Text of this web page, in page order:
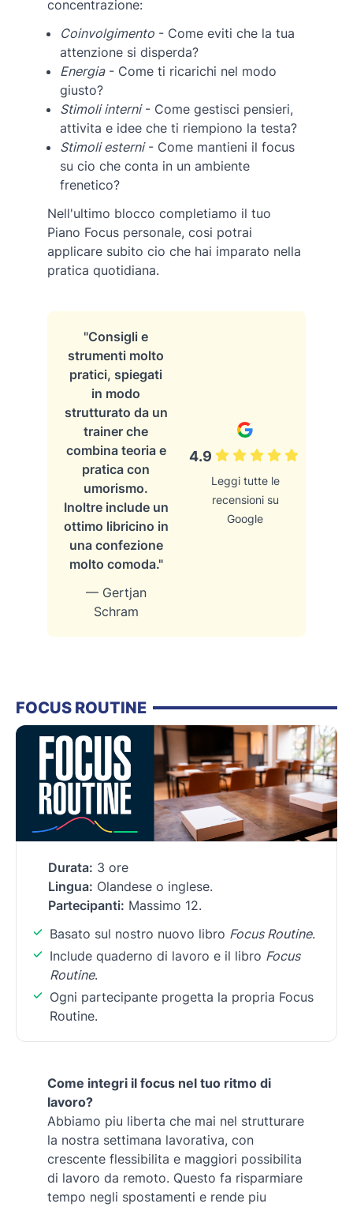
concentrazione:
Coinvolgimento - Come eviti che la tua
attenzione si disperda?
Energia- Come ti ricarichi nel modo
giusto?
Stimoli interni- Come gestisci pensieri,
attivita e idee che ti riempiono la testa?
Stimoli esterni- Come mantieni il focus
su cio che conta in un ambiente
frenetico?
Nell'ultimo blocco completiamo il tuo
Piano Focus personale, cosi potrai
applicare subito cio che hai imparato nella
pratica quotidiana.
"Consigli e
strumenti molto
pratici, spiegati
in modo
strutturato da un
trainer che
combina teoria e
pratica con
umorismo.
Inoltre include un
ottimo libricino in
una confezione
molto comoda."
— Gertjan
Schram
4.9
Leggi tutte le
recensioni su
Google
FOCUS ROUTINE
Durata: 3 ore
Lingua: Olandese o inglese.
Partecipanti: Massimo 12.
Basato sul nostro nuovo libro Focus Routine.
Include quaderno di lavoro e il libro Focus
Routine.
Ogni partecipante progetta la propria Focus
Routine.
Come integri il focus nel tuo ritmo di
lavoro?
Abbiamo piu liberta che mai nel strutturare
la nostra settimana lavorativa, con
crescente flessibilita e maggiori possibilita
di lavoro da remoto. Questo fa risparmiare
tempo negli spostamenti e rende piu